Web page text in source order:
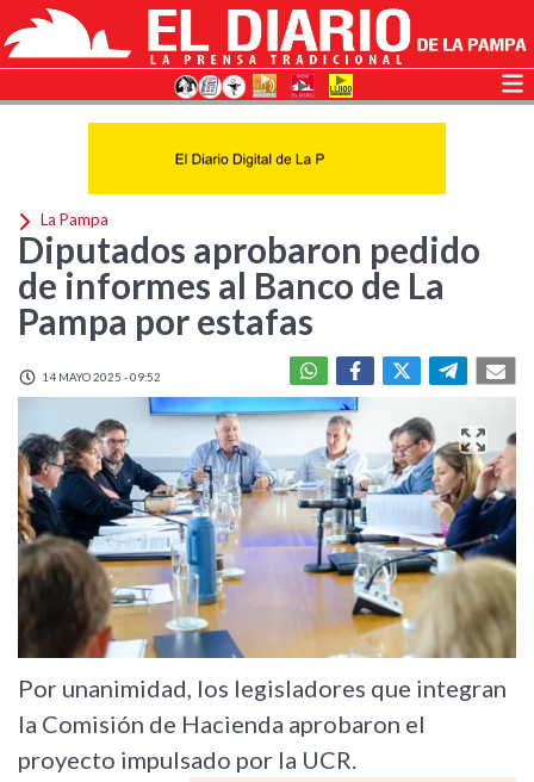
La Pampa
Diputados aprobaron pedido
de informes al Banco de La
Pampa por estafas
14 MAYO 2025 - 09:52
Por unanimidad, los legisladores que integran
la Comisión de Hacienda aprobaron el
proyecto impulsado por la UCR.